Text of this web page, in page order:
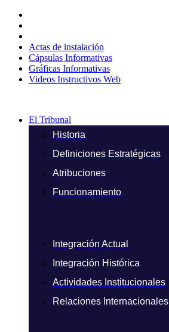
contenido
Actas de instalación
Cápsulas Informativas
Gráficas Informativas
Videos Instructivos Web
El Tribunal
Historia
Definiciones Estratégicas
Atribuciones
Funcionamiento
Integración Actual
Integración Histórica
Actividades Institucionales
Relaciones Internacionales